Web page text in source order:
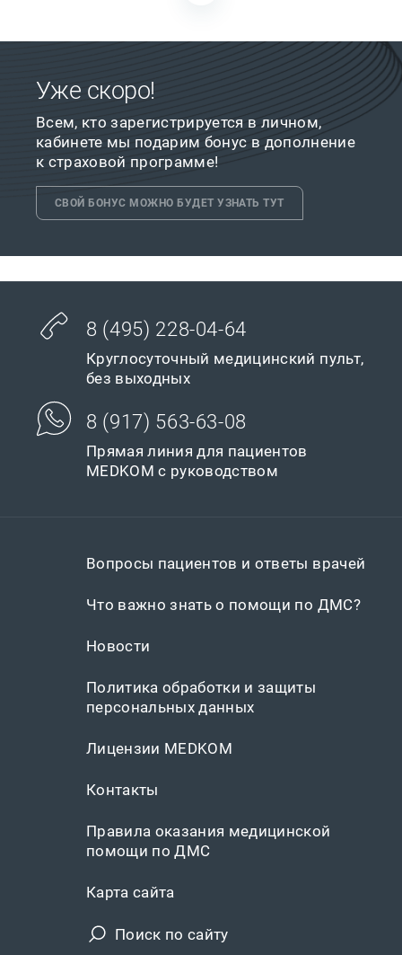
Уже скоро!
Всем, кто зарегистрируется в личном,
кабинете мы подарим бонус в дополнение
к страховой программе!
СВОЙ БОНУС МОЖНО БУДЕТ УЗНАТЬ ТУТ
8 (495) 228-04-64
Круглосуточный медицинский пульт,
без выходных
8 (917) 563-63-08
Прямая линия для пациентов
MEDKOM с руководством
Вопросы пациентов и ответы врачей
Что важно знать о помощи по ДМС?
Новости
Политика обработки и защиты
персональных данных
Лицензии MEDKOM
Контакты
Правила оказания медицинской
помощи по ДМС
Карта сайта
Поиск по сайту